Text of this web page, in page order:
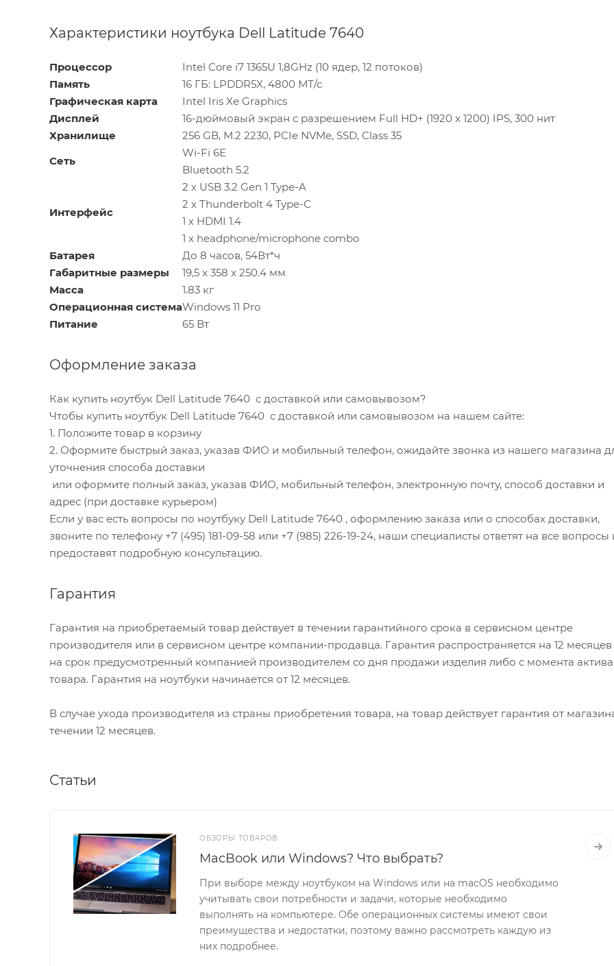
Характеристики ноутбука Dell Latitude 7640
Процессор
Intel Core i7 1365U 1,8GHz (10 ядер, 12 потоков)
Память
16 ГБ: LPDDR5X, 4800 МТ/с
Графическая карта
Intel Iris Xe Graphics
Дисплей
16-дюймовый экран с разрешением Full HD+ (1920 x 1200) IPS, 300 нит
Хранилище
256 GB, M.2 2230, PCIe NVMe, SSD, Class 35
Сеть
Wi-Fi 6Е
Bluetooth 5.2
Интерфейс
2 x USB 3.2 Gen 1 Type-A
2 х Thunderbolt 4 Type-С
1 х HDMI 1.4
1 х headphone/microphone combo
Батарея
До 8 часов, 54Вт*ч
Габаритные размеры
19,5 x 358 x 250.4 мм
Масса
1.83 кг
Операционная системаWindows 11 Pro
Питание
65 Вт
Оформление заказа
Как купить ноутбук Dell Latitude 7640 с доставкой или самовывозом?
Чтобы купить ноутбук Dell Latitude 7640 с доставкой или самовывозом на нашем сайте:
1. Положите товар в корзину
2. Оформите быстрый заказ, указав ФИО и мобильный телефон, ожидайте звонка из нашего магазина
уточнения способа доставки
или оформите полный заказ, указав ФИО, мобильный телефон, электронную почту, способ доставки и
адрес (при доставке курьером)
Если у вас есть вопросы по ноутбуку Dell Latitude 7640 , оформлению заказа или о способах доставки,
звоните по телефону +7 (495) 181-09-58 или +7 (985) 226-19-24, наши специалисты ответят на все вопросы
предоставят подробную консультацию.
Гарантия
Гарантия на приобретаемый товар действует в течении гарантийного срока в сервисном центре
производителя или в сервисном центре компании-продавца. Гарантия распространяется на 12
на срок предусмотренный компанией производителем со дня продажи изделия либо с момента
товара. Гарантия на ноутбуки начинается от 12 месяцев.
В случае ухода производителя из страны приобретения товара, на товар действует гарантия от
течении 12 месяцев.
Статьи
ОБЗОРЫ ТОВАРОВ
MacBook или Windows? Что выбрать?
При выборе между ноутбуком на Windows или на macOS необходимо
учитывать свои потребности и задачи, которые необходимо
выполнять на компьютере. Обе операционных системы имеют свои
преимущества и недостатки, поэтому важно рассмотреть каждую из
них подробнее.